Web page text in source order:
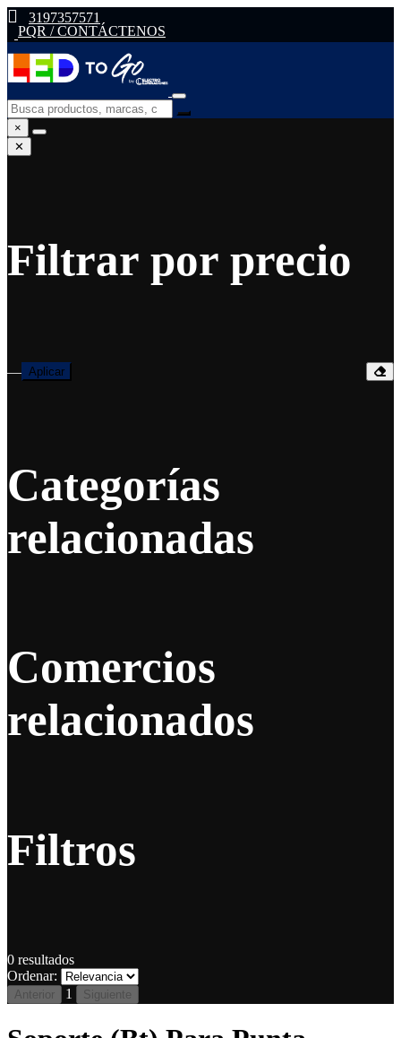
3197357571
PQR / CONTÁCTENOS
×
✕
Filtrar por precio
— Aplicar
Categorías
relacionadas
Comercios
relacionados
Filtros
0 resultados
Ordenar:
Anterior 1 Siguiente